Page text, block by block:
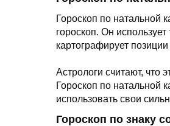
Гороскоп по натальной
гороскоп. Он
картографирует
Астрологи считают, что
Гороскоп по натальной
использовать свои
Гороскоп по знаку